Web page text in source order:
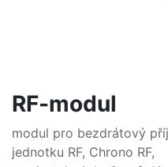
RF-modul
modul pro bezdrátový
jednotku RF, Chrono RF,